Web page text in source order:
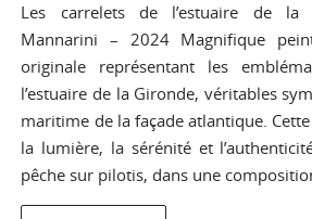
Les carrelets de l’estuaire de la
Mannarini – 2024 Magnifique
originale représentant les
l’estuaire de la Gironde, véritables
maritime de la façade atlantique.
la lumière, la sérénité et
pêche sur pilotis, dans une